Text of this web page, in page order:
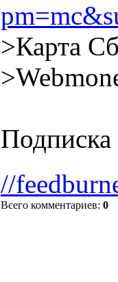
>Карта
Подписка
//
Всего комментариев: 0